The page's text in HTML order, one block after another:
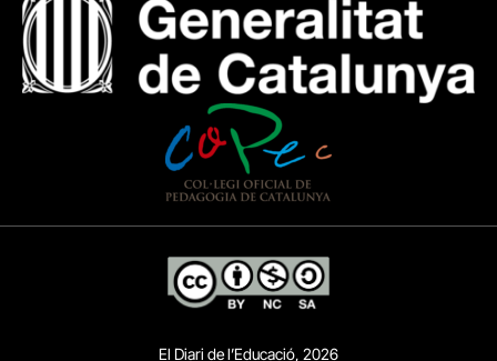
El Diari de l’Educació, 2026